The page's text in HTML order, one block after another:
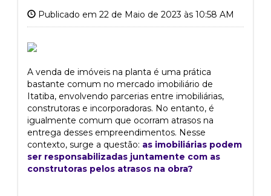
Publicado em 22 de Maio de 2023 às 10:58 AM
A venda de imóveis na planta é uma prática
bastante comum no mercado imobiliário de
Itatiba, envolvendo parcerias entre imobiliárias,
construtoras e incorporadoras. No entanto, é
igualmente comum que ocorram atrasos na
entrega desses empreendimentos. Nesse
contexto, surge a questão: as imobiliárias podem
ser responsabilizadas juntamente com as
construtoras pelos atrasos na obra?